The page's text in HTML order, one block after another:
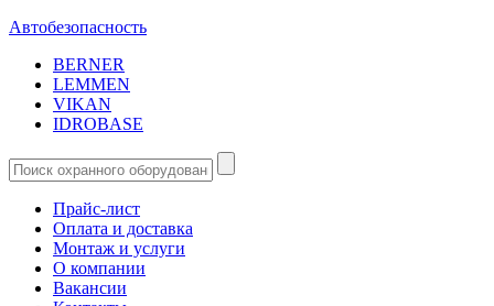
Автобезопасность
BERNER
LEMMEN
VIKAN
IDROBASE
Прайс-лист
Оплата и доставка
Монтаж и услуги
О компании
Вакансии